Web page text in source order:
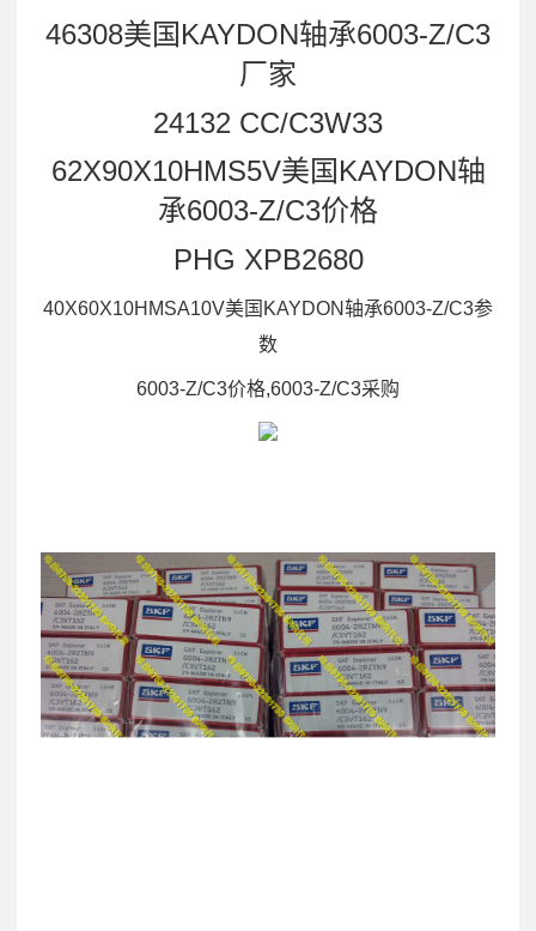
46308美国KAYDON轴承6003-Z/C3
厂家
24132 CC/C3W33
62X90X10HMS5V美国KAYDON轴
承6003-Z/C3价格
PHG XPB2680
40X60X10HMSA10V美国KAYDON轴承6003-Z/C3参
数
6003-Z/C3价格,6003-Z/C3采购